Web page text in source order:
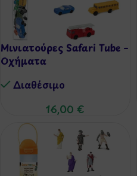
Μινιατούρες Safari Tube –
Οχήματα
Διαθέσιμo
16,00 €